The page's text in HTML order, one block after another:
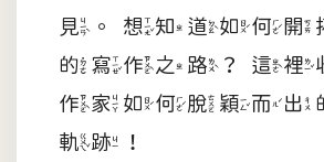
見。想知道如何開
的寫作之路？這裡
作家如何脫穎而出
軌跡！